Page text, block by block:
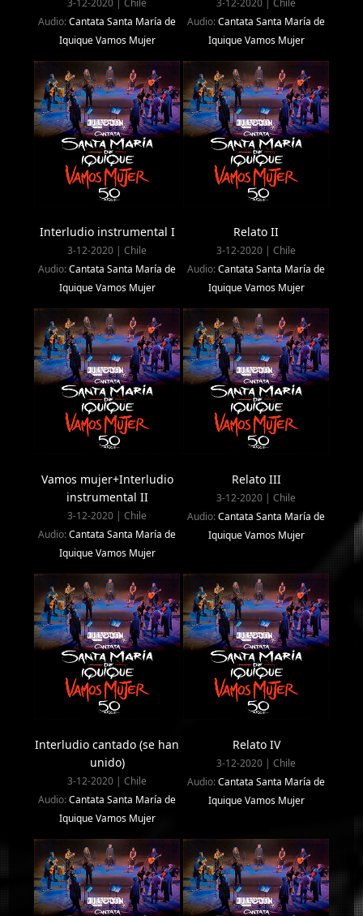
3-12-2020 | Chile
Audio:Cantata Santa María de
Iquique Vamos Mujer
3-12-2020 | Chile
Audio:Cantata Santa María de
Iquique Vamos Mujer
Interludio instrumental I
3-12-2020 | Chile
Audio:Cantata Santa María de
Iquique Vamos Mujer
Relato II
3-12-2020 | Chile
Audio:Cantata Santa María de
Iquique Vamos Mujer
Vamos mujer+Interludio
instrumental II
3-12-2020 | Chile
Audio:Cantata Santa María de
Iquique Vamos Mujer
Relato III
3-12-2020 | Chile
Audio:Cantata Santa María de
Iquique Vamos Mujer
Interludio cantado (se han
unido)
3-12-2020 | Chile
Audio:Cantata Santa María de
Iquique Vamos Mujer
Relato IV
3-12-2020 | Chile
Audio:Cantata Santa María de
Iquique Vamos Mujer